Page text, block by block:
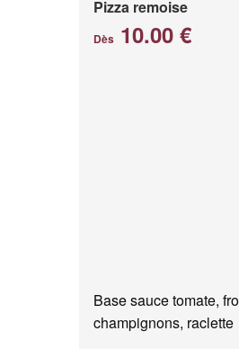
Pizza remoise
Dès 10.00 €
Base sauce tomate,
champignons, raclette